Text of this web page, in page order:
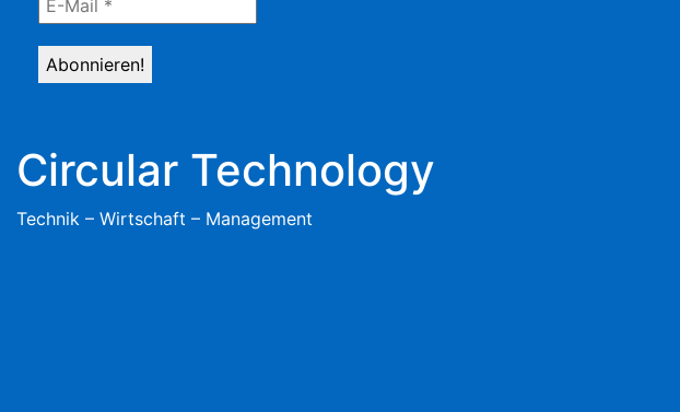
Circular Technology
Technik – Wirtschaft – Management